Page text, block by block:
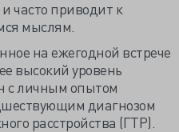
часто приводит к
мыслям.
на ежегодной встрече
высокий уровень
с личным опытом
диагнозом
расстройства (ГТР).